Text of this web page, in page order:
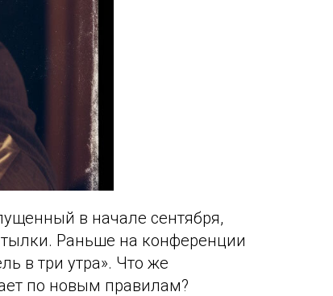
в начале сентября,
Раньше на конференции
в три утра». Что же
по новым правилам?